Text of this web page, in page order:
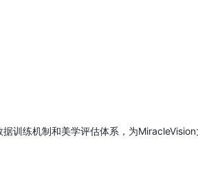
训练机制和美学评估体系，为